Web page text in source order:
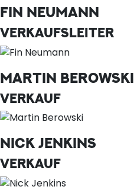
FIN NEUMANN
VERKAUFSLEITER
MARTIN BEROWSKI
VERKAUF
NICK JENKINS
VERKAUF